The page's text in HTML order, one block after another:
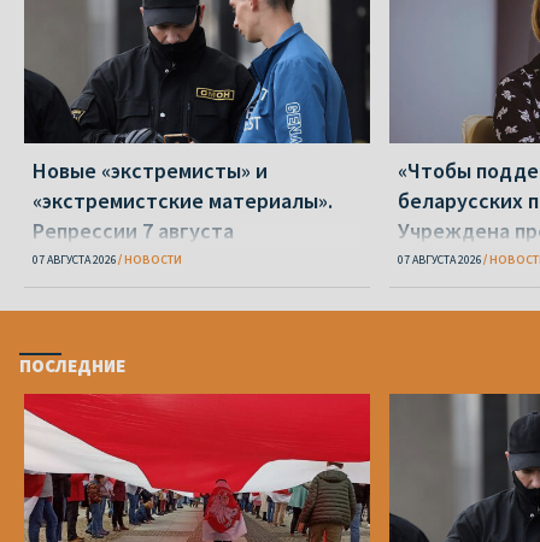
Новые «экстремисты» и
«экстремистские материалы».
Репрессии 7 августа
07 АВГУСТА 2026 НОВОСТИ
«Чтобы
беларусских
Учреждена
Вежновец
07 АВГУСТА 2026
ПОСЛЕДНИЕ